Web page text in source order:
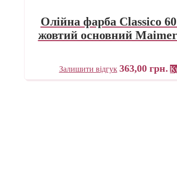
Олійна фарба Classico
жовтий основний
Залишити відгук 363,00 грн.